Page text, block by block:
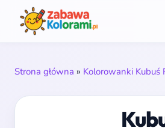
Strona główna » Kolorowanki Kubuś